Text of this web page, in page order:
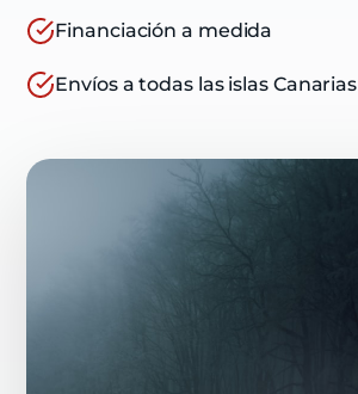
Financiación a medida
Envíos a todas las islas Canarias